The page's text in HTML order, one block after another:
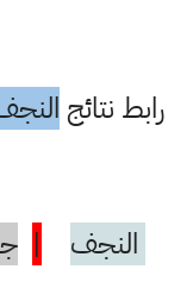
رابط نتائج
النجف |